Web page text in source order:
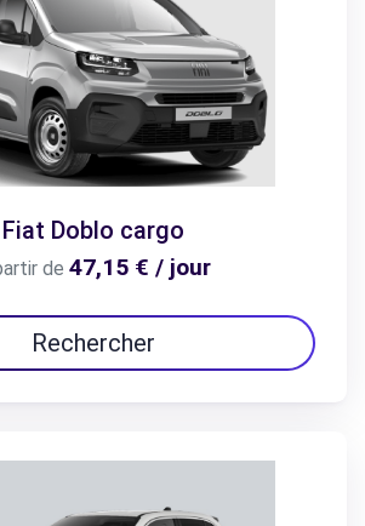
Fiat Doblo cargo
de 47,15 € / jour
Rechercher